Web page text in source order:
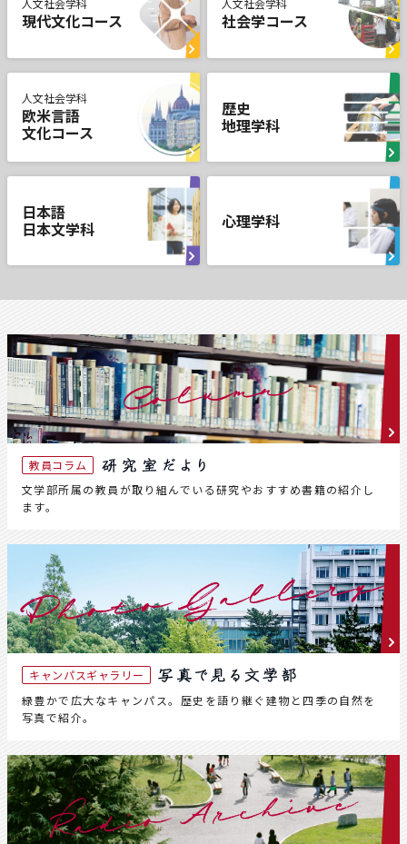
現代文化コース 社会学コース
人文社会学科
欧米言語
文化コース
歴史
地理学科
日本語
日本文学科 心理学科
教員コラム
文学部所属の教員が取り組んでいる研究やおすすめ書籍の紹介し
ます。
キャンパスギャラリー
緑豊かで広大なキャンパス。歴史を語り継ぐ建物と四季の自然を
写真で紹介。